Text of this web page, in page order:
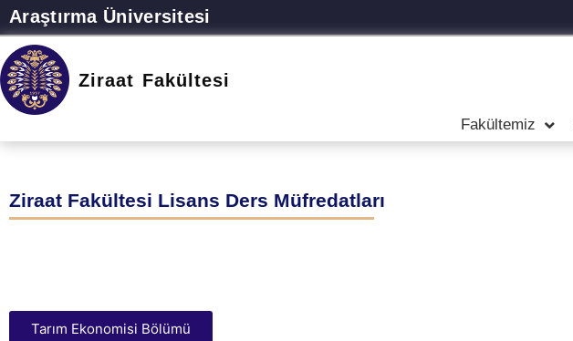
Araştırma Üniversitesi
Ziraat Fakültesi
Fakültemiz
Ziraat Fakültesi Lisans Ders Müfredatları
Tarım Ekonomisi Bölümü